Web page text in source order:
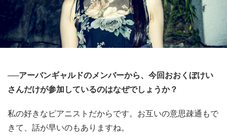
──アーバンギャルドのメンバーから、今回おおくぼけい
さんだけが参加しているのはなぜでしょうか？
私の好きなピアニストだからです。お互いの意思疎通もで
きて、話が早いのもありますね。